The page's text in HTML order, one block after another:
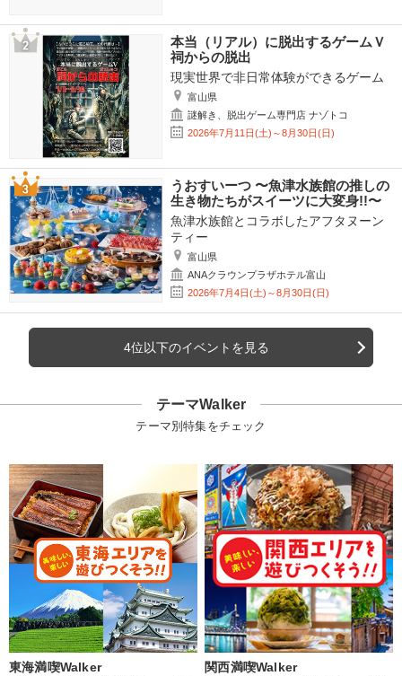
本当（リアル）に脱出するゲームＶ
祠からの脱出
現実世界で非日常体験ができるゲーム
富山県
謎解き、脱出ゲーム専門店 ナゾトコ
2026年7月11日(土)～8月30日(日)
うおすいーつ 〜魚津水族館の推しの
生き物たちがスイーツに大変身!!〜
魚津水族館とコラボしたアフタヌーン
ティー
富山県
ANAクラウンプラザホテル富山
2026年7月4日(土)～8月30日(日)
4位以下のイベントを見る
テーマWalker
テーマ別特集をチェック
東海満喫Walker 関西満喫Walker